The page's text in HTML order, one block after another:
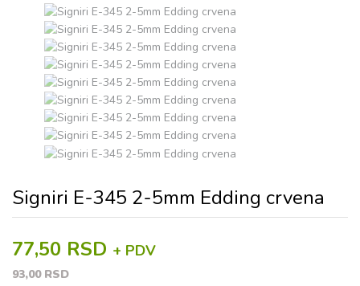
Signiri E-345 2-5mm Edding crvena
77,50 RSD + PDV
93,00 RSD